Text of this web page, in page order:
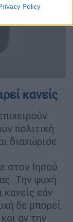
Policy
κανείς
πολιτική
διαχώρισε
στον Ιησού
Την ψυχή
κανείς εάν
δε μπορεί
αν την